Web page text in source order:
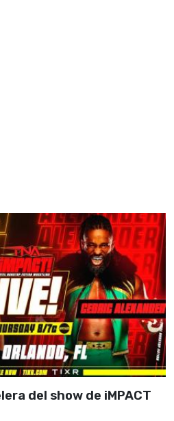
del show de iMPACT